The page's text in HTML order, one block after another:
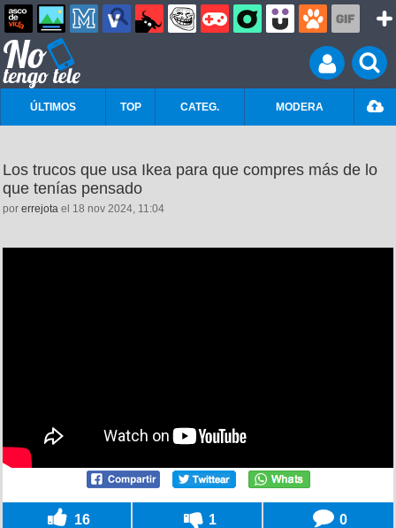
ÚLTIMOS TOP CATEG. MODERA
Los trucos que usa Ikea para que compres más de lo
que tenías pensado
por errejota el 18 nov 2024, 11:04
16 1 0